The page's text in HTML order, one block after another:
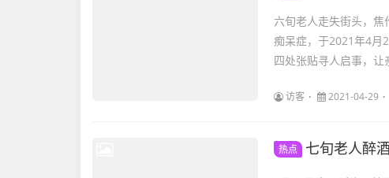
六旬老人走失街头，焦作解放分局民
痴呆症，于2021年4月
四处张贴寻人启事，让
访客 2021-04-29
热点 七旬老人醉